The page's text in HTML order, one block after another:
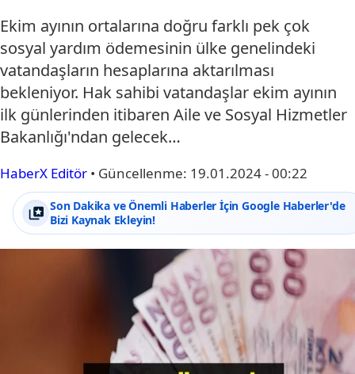
Ekim ayının ortalarına doğru farklı pek çok
sosyal yardım ödemesinin ülke genelindeki
vatandaşların hesaplarına aktarılması
bekleniyor. Hak sahibi vatandaşlar ekim ayının
ilk günlerinden itibaren Aile ve Sosyal Hizmetler
Bakanlığı'ndan gelecek…
HaberX Editör • Güncellenme: 19.01.2024 - 00:22
Son Dakika ve Önemli Haberler İçin Google Haberler'de
Bizi Kaynak Ekleyin!